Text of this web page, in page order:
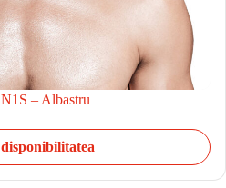
– Albastru